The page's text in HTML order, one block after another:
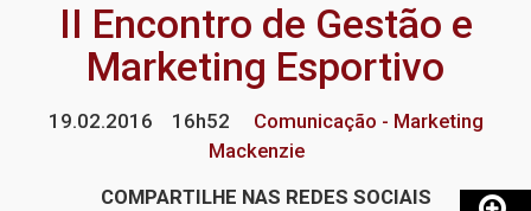
II Encontro de Gestão e
Marketing Esportivo
19.02.2016 16h52
Comunicação - Marketing
Mackenzie
COMPARTILHE NAS REDES SOCIAIS